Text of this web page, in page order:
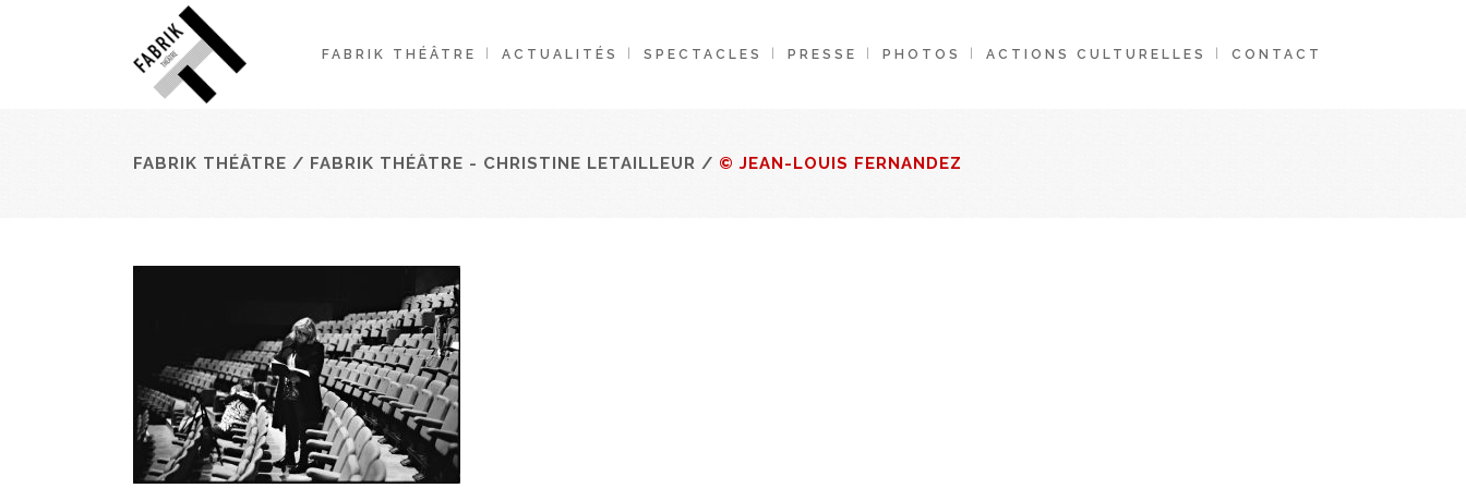
FABRIK THÉÂTRE ACTUALITÉS SPECTACLES PRESSE PHOTOS ACTIONS CULTURELLES CONTACT
FABRIK THÉÂTRE / FABRIK THÉÂTRE - CHRISTINE LETAILLEUR / © JEAN-LOUIS FERNANDEZ